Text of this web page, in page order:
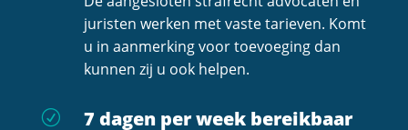
juristen werken met vaste tarieven. Komt
u in aanmerking voor toevoeging dan
kunnen zij u ook helpen.
R 7 dagen per week bereikbaar